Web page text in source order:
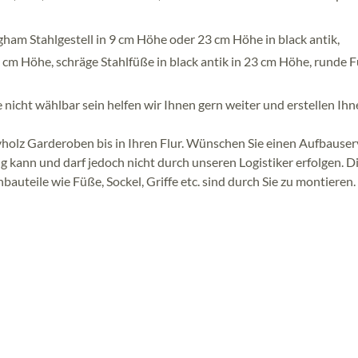
Stahlgestell in 9 cm Höhe oder 23 cm Höhe in black antik,
Höhe, schräge Stahlfüße in black antik in 23 cm Höhe, runde
wählbar sein helfen wir Ihnen gern weiter und erstellen
Garderoben bis in Ihren Flur. Wünschen Sie einen
kann und darf jedoch nicht durch unseren Logistiker erfolgen.
wie Füße, Sockel, Griffe etc. sind durch Sie zu montieren.